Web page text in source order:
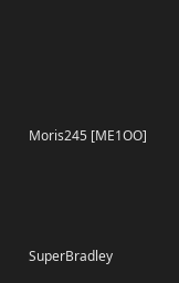
Moris245 [ME1OO]
SuperBradley